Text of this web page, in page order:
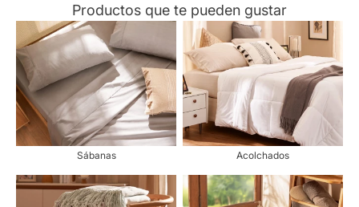
Productos que te pueden gustar
Sábanas Acolchados